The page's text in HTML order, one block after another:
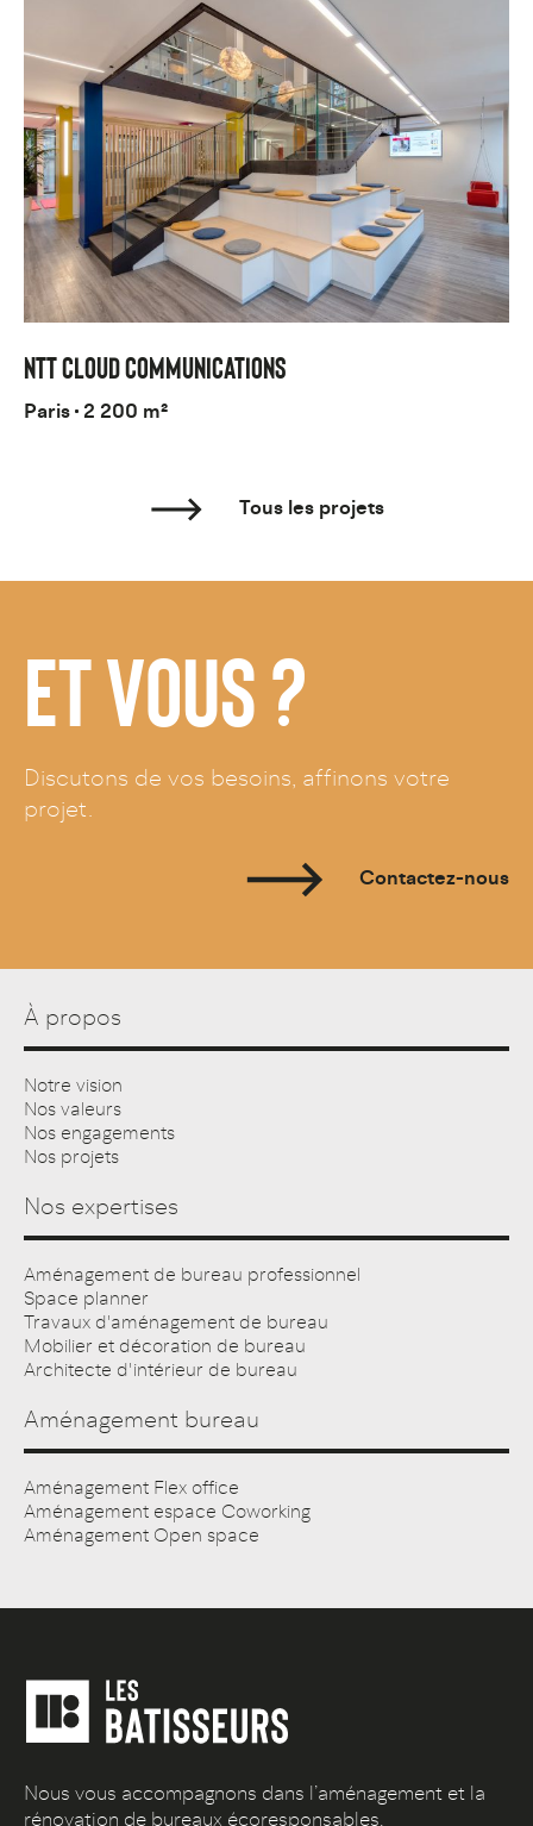
NTT CLOUD COMMUNICATIONS
Paris 2 200 m²
Tous les projets
ET VOUS ?
Discutons de vos besoins, affinons votre
projet.
Contactez-nous
À propos
Notre vision
Nos valeurs
Nos engagements
Nos projets
Nos expertises
Aménagement de bureau professionnel
Space planner
Travaux d'aménagement de bureau
Mobilier et décoration de bureau
Architecte d'intérieur de bureau
Aménagement bureau
Aménagement Flex office
Aménagement espace Coworking
Aménagement Open space
Nous vous accompagnons dans l’aménagement et la
rénovation de bureaux écoresponsables.